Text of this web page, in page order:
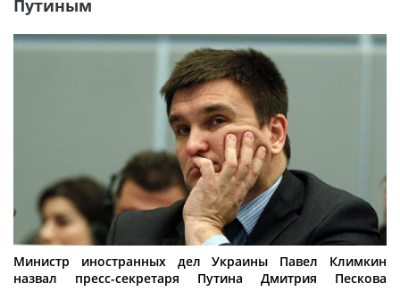
Путиным
Министр иностранных дел Украины Павел Климкин
назвал пресс-секретаря Путина Дмитрия Пескова